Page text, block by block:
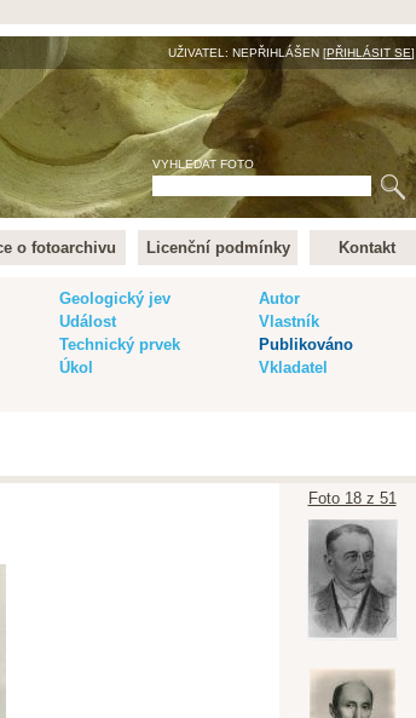
UŽIVATEL: NEPŘIHLÁŠEN [PŘIHLÁSIT SE]
VYHLEDAT FOTO
o fotoarchivu Licenční podmínky Kontakt
Geologický jev
Autor
Událost
Vlastník
Technický prvek
Publikováno
Úkol
Vkladatel
Foto 18 z 51